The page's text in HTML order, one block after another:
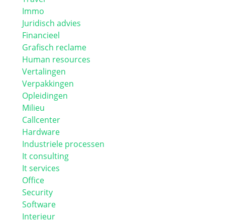
Immo
Juridisch advies
Financieel
Grafisch reclame
Human resources
Vertalingen
Verpakkingen
Opleidingen
Milieu
Callcenter
Hardware
Industriele processen
It consulting
It services
Office
Security
Software
Interieur